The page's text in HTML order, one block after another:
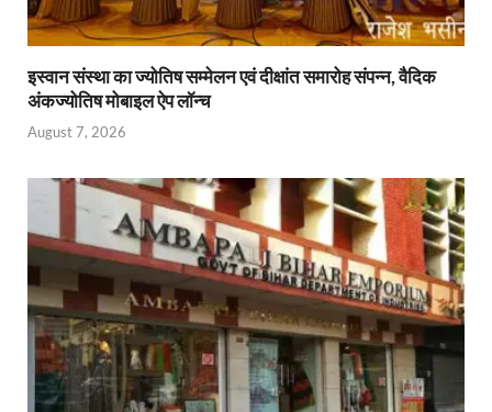
इस्वान संस्था का ज्योतिष सम्मेलन एवं दीक्षांत समारोह संपन्न, वैदिक
अंकज्योतिष मोबाइल ऐप लॉन्च
August 7, 2026